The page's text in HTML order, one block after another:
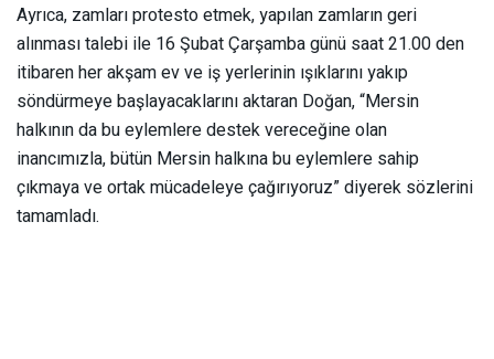
Ayrıca, zamları protesto etmek, yapılan zamların geri
alınması talebi ile 16 Şubat Çarşamba günü saat 21.00 den
itibaren her akşam ev ve iş yerlerinin ışıklarını yakıp
söndürmeye başlayacaklarını aktaran Doğan, “Mersin
halkının da bu eylemlere destek vereceğine olan
inancımızla, bütün Mersin halkına bu eylemlere sahip
çıkmaya ve ortak mücadeleye çağırıyoruz” diyerek sözlerini
tamamladı.